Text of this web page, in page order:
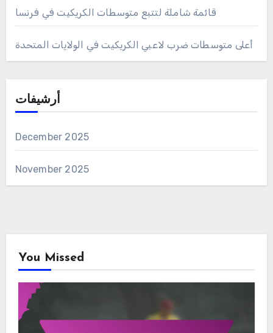
قائمة شاملة لتتبع متوسطات الكريكيت في فرنسا
أعلى متوسطات ضرب لاعبي الكريكيت في الولايات المتحدة
أرشيفات
December 2025
November 2025
You Missed